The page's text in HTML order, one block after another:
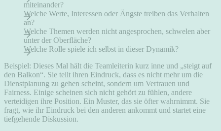
miteinander?
Welche Werte, Interessen oder Ängste treiben das Verhalten
an?
Welche Themen werden nicht angesprochen, schwelen aber
unter der Oberfläche?
Welche Rolle spiele ich selbst in dieser Dynamik?
Beispiel: Dieses Mal hält die Teamleiterin kurz inne und „steigt auf
den Balkon“. Sie teilt ihren Eindruck, dass es nicht mehr um die
Dienstplanung zu gehen scheint, sondern um Vertrauen und
Fairness. Einige scheinen sich nicht gehört zu fühlen, andere
verteidigen ihre Position. Ein Muster, das sie öfter wahrnimmt. Sie
fragt, wie ihr Eindruck bei den anderen ankommt und startet eine
tiefgehende Diskussion.